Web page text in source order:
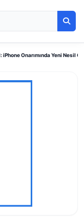
iPhone Onarımında Yeni Nesil